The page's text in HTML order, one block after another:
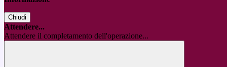
Chiudi
Attendere...
Attendere il completamento dell'operazione...